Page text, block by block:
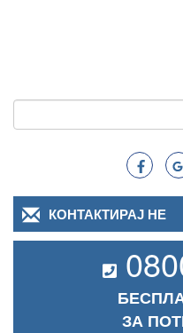
Search
Пребарување
КОНТАКТИРАЈ НЕ
ЗА